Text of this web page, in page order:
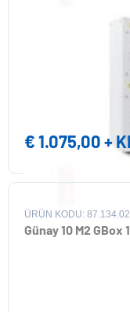
€1.075,00+
ÜRÜN KODU:
Günay 10 M2